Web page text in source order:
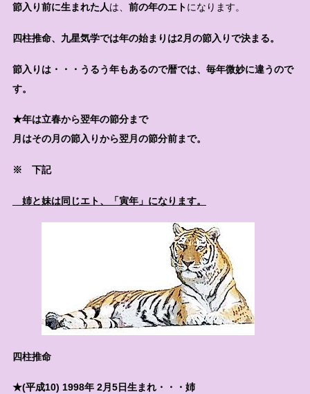
節入り前に生まれた人は、 前の年のエトになります。
四柱推命、九星気学では年の始まりは2月の節入りで決まる。
節入りは・・・うるう年もあるので暦では、毎年微妙に違うので
す。
★年は立春から翌年の節分まで
月はその月の節入りから翌月の節分前まで。
※ 下記
姉と妹は同じエト、「寅年」になります。
四柱推命
★(平成10) 1998年 2月5日生まれ・・・姉